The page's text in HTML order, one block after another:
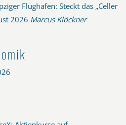
Flughafen: Steckt das „Celler
2026 Marcus Klöckner